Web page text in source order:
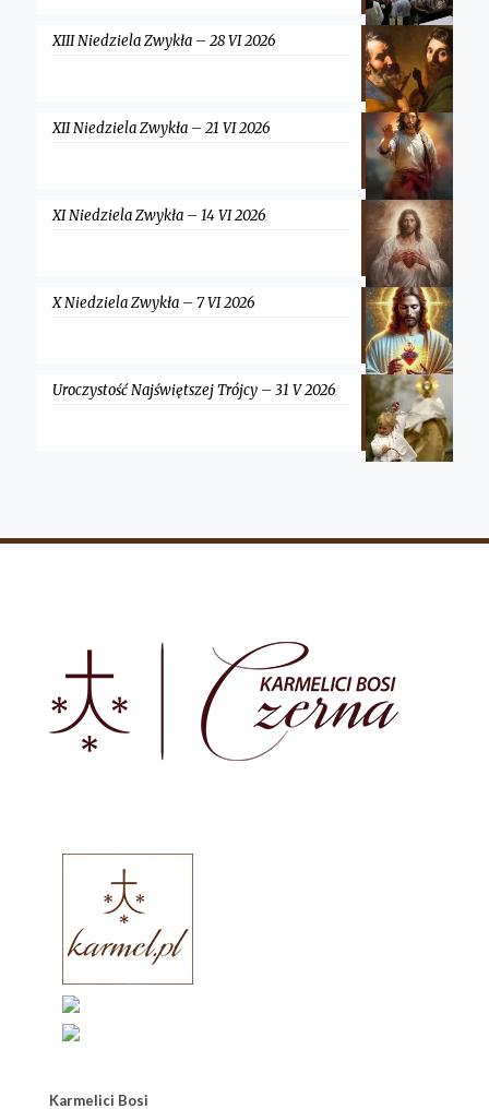
XIII Niedziela Zwykła – 28 VI 2026
XII Niedziela Zwykła – 21 VI 2026
XI Niedziela Zwykła – 14 VI 2026
X Niedziela Zwykła – 7 VI 2026
Uroczystość Najświętszej Trójcy – 31 V 2026
Karmelici Bosi